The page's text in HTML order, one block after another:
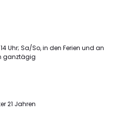
Uhr; Sa/So, in den Ferien und an
ganztägig
21 Jahren